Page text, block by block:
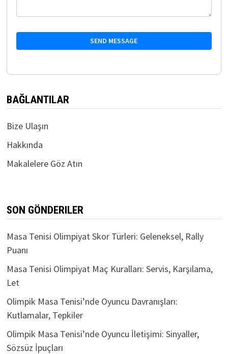
SEND MESSAGE
BAĞLANTILAR
Bize Ulaşın
Hakkında
Makalelere Göz Atın
SON GÖNDERILER
Masa Tenisi Olimpiyat Skor Türleri: Geleneksel, Rally
Puanı
Masa Tenisi Olimpiyat Maç Kuralları: Servis, Karşılama,
Let
Olimpik Masa Tenisi’nde Oyuncu Davranışları:
Kutlamalar, Tepkiler
Olimpik Masa Tenisi’nde Oyuncu İletişimi: Sinyaller,
Sözsüz İpuçları